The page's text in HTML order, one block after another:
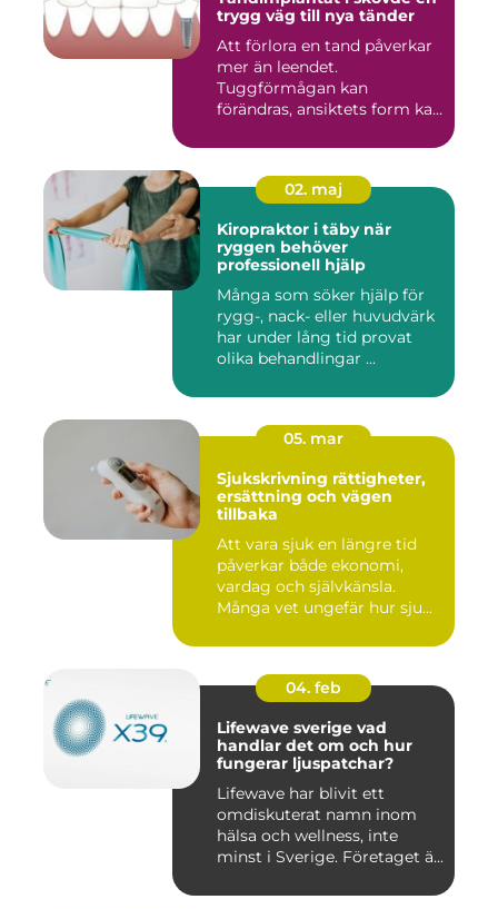
trygg väg till nya tänder
Att förlora en tand påverkar
mer än leendet.
Tuggförmågan kan
förändras, ansiktets form kan
02. maj
Kiropraktor i täby när
ryggen behöver
professionell hjälp
Många som söker hjälp för
rygg-, nack- eller huvudvärk
har under lång tid provat
olika behandlingar ...
05. mar
Sjukskrivning rättigheter,
ersättning och vägen
tillbaka
Att vara sjuk en längre tid
påverkar både ekonomi,
vardag och självkänsla.
Många vet ungefär hur sju...
04. feb
Lifewave sverige vad
handlar det om och hur
fungerar ljuspatchar?
Lifewave har blivit ett
omdiskuterat namn inom
hälsa och wellness, inte
minst i Sverige. Företaget ä...